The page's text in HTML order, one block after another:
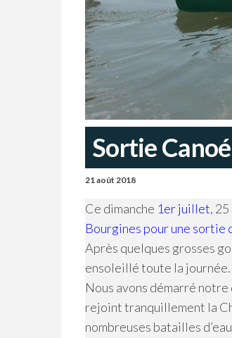
Sortie
21 août 2018
Ce dimanche 1er juillet,
Bourgines pour une sortie
Après quelques grosses
ensoleillé toute la journée.
Nous avons démarré
rejoint tranquillement la
nombreuses batailles